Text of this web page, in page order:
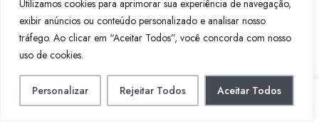
Utilizamos cookies para aprimorar sua experiência de navegação,
exibir anúncios ou conteúdo personalizado e analisar nosso
tráfego. Ao clicar em “Aceitar Todos”, você concorda com nosso
uso de cookies.
Personalizar Rejeitar Todos Aceitar Todos
©Licie– Todos os direitos reservados – Desenvolvido